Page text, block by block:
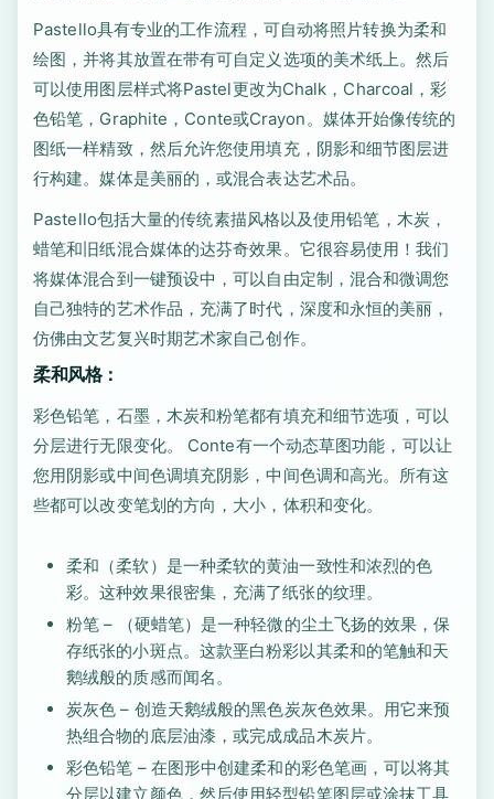
Pastello具有专业的工作流程，可自动将照片转换为柔和
绘图，并将其放置在带有可自定义选项的美术纸上。然后
可以使用图层样式将Pastel更改为Chalk，Charcoal，彩
色铅笔，Graphite，Conte或Crayon。媒体开始像传统的
图纸一样精致，然后允许您使用填充，阴影和细节图层进
行构建。媒体是美丽的，或混合表达艺术品。
Pastello包括大量的传统素描风格以及使用铅笔，木炭，
蜡笔和旧纸混合媒体的达芬奇效果。它很容易使用！我们
将媒体混合到一键预设中，可以自由定制，混合和微调您
自己独特的艺术作品，充满了时代，深度和永恒的美丽，
仿佛由文艺复兴时期艺术家自己创作。
柔和风格：
彩色铅笔，石墨，木炭和粉笔都有填充和细节选项，可以
分层进行无限变化。 Conte有一个动态草图功能，可以让
您用阴影或中间色调填充阴影，中间色调和高光。所有这
些都可以改变笔划的方向，大小，体积和变化。
柔和（柔软）是一种柔软的黄油一致性和浓烈的色
彩。这种效果很密集，充满了纸张的纹理。
粉笔 – （硬蜡笔）是一种轻微的尘土飞扬的效果，保
存纸张的小斑点。这款垩白粉彩以其柔和的笔触和天
鹅绒般的质感而闻名。
炭灰色 – 创造天鹅绒般的黑色炭灰色效果。用它来预
热组合物的底层油漆，或完成成品木炭片。
彩色铅笔 – 在图形中创建柔和的彩色笔画，可以将其
分层以建立颜色，然后使用轻型铅笔图层或涂抹工具